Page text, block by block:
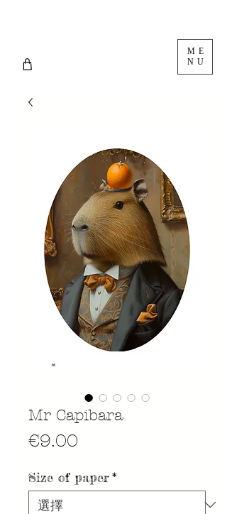
ME
NU
Mr Capibara
€9.00
Size of paper*